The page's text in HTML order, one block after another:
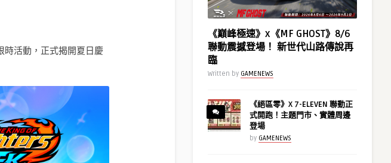
時活動，正式揭開夏日慶
《巔峰極速》x《MF GHOST》8/6
聯動震撼登場！ 新世代山路傳說再
臨
Written by GAMENEWS
《絕區零》X 7-ELEVEN 聯動正
式開跑！主題門市、實體周邊
登場
by GAMENEWS